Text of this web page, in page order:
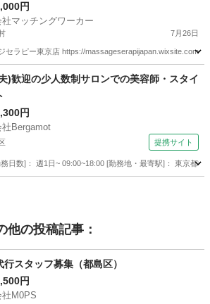
効活用できるお仕事です。 また、店舗や事
出勤する必要がありません。 お仕事道具さ
ばご自身の居場所からいつでもスタートで
仕事です。 ご自宅で待機も可能です！
円
マッチングワーカー
7月26日
セラピー東京店 https://massageserapijapan.wixsite.com/
サージ 居場所
)歓迎の少人数制サロンでの美容師・スタイ
円
Bergamot
提携サイト
日数]： 週1日~ 09:00~18:00 [勤務地・最寄駅]： 東京
他の投稿記事：
行スタッフ募集（都島区）
円
M0PS